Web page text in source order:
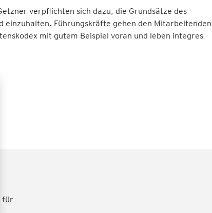
verpflichten sich dazu, die Grundsätze des
einzuhalten. Führungskräfte gehen den Mitarbeitenden
mit gutem Beispiel voran und leben integres
für